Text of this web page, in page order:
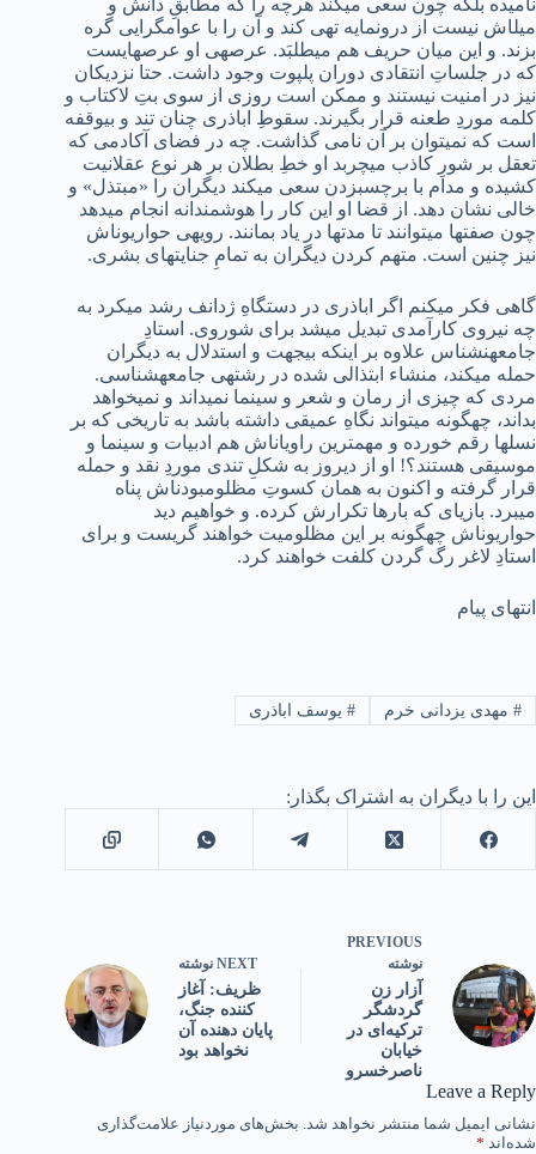
نامیده بلکه چون سعی می‏‏کند هرچه را که مطابقِ دانش و
میل‏اش نیست از درون‏مایه تهی کند و آن را با عوام‏گرایی گره
بزند. و این میان حریف هم می‏طلبَد. عرصه‏ی او عرصه‏‏ای‏ست
که در جلساتِ انتقادی دوران پل‏پوت وجود داشت. حتا نزدیکان
نیز در امنیت نیستند و ممکن است روزی از سوی بتِ لاکتاب و
کلمه موردِ طعنه قرار بگیرند. سقوطِ اباذری چنان تند و بی‏وقفه
است که نمی‏توان بر آن نامی گذاشت. چه در فضای آکادمی که
تعقل بر شورِ کاذب می‏چربد او خطِ بطلان بر هر نوع عقلانیت
کشیده و مدام با برچسب‏زدن سعی می‏کند دیگران را «مبتذل» و
خالی نشان دهد. از قضا او این کار را هوشمندانه انجام می‏دهد
چون صفت‏ها می‏توانند تا مدت‏ها در یاد بمانند. رویه‏ی حواریون‏اش
نیز چنین است. متهم ‏کردن دیگران به تمامِ جنایت‏های بشری.
گاهی فکر می‏کنم اگر اباذری در دستگاهِ ژدانف رشد می‏کرد به
چه نیروی کارآمدی تبدیل می‏شد برای شوروی. استادِ
جامعه‏نشناس علاوه بر اینکه بی‏جهت و استدلال به دیگران
حمله می‏کند، منشاء ابتذالی شده در رشته‏ی جامعه‏شناسی.
مردی که چیزی از رمان و شعر و سینما نمی‏داند و نمی‏خواهد
بداند، چه‏گونه می‏تواند نگاهِ عمیقی داشته باشد به تاریخی که بر
نسل‏ها رقم خورده و مهم‏ترین راویان‏اش هم ادبیات و سینما و
موسیقی هستند؟! او از دیروز به شکلِ تندی موردِ نقد و حمله
قرار گرفته و اکنون به همان کسوتِ مظلوم‏بودن‏اش پناه
می‏برد. بازی‏ای که بارها تکرارش کرده. و خواهیم دید
حواریون‏اش چه‏گونه بر این مظلومیت خواهند گریست و برای
استادِ لاغر رگ‌ گردن‌ کلفت خواهند کرد.
انتهای پیام
#مهدی یزدانی خرم #یوسف اباذری
این را با دیگران به اشتراک بگذار:
PREVIOUS
نوشته
آزار زن
گردشگر
ترکیه‌ای در
خیابان
ناصرخسرو
NEXT نوشته
ظریف: آغاز
کننده جنگ،
پایان دهنده آن
نخواهد بود
Leave a Reply
نشانی ایمیل شما منتشر نخواهد شد. بخش‌های موردنیاز علامت‌گذاری
شده‌اند *